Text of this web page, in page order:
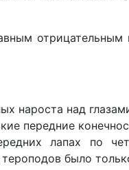
отрицательным
нароста над
передние
лапах по
было